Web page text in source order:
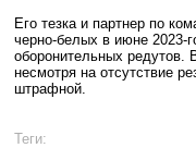
Его тезка и партнер по
черно-белых в июне 2023-
оборонительных редутов.
несмотря на отсутствие
штрафной.
Теги: